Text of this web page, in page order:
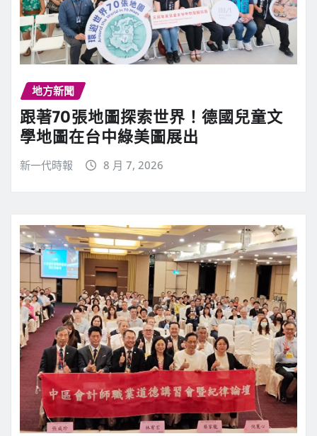
地方新聞
跟著70張地圖探索世界！德國兒童文
學地圖在台中綠美圖展出
新一代時報 8 月 7, 2026